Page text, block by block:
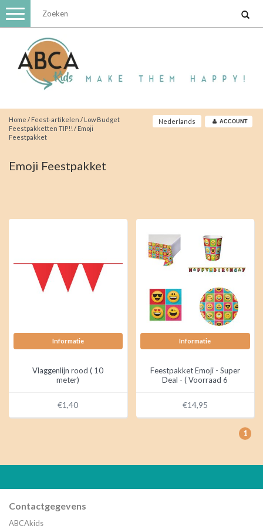
Toggle
navigation
Home / Feest-artikelen / Low Budget
Feestpakketten TIP!! / Emoji
Feestpakket
Nederlands ACCOUNT
Emoji Feestpakket
Informatie
Vlaggenlijn rood ( 10
meter)
€1,40
Informatie
Feestpakket Emoji - Super
Deal - ( Voorraad 6
pakketten OP = OP)
€14,95
1
Contactgegevens
ABCAkids